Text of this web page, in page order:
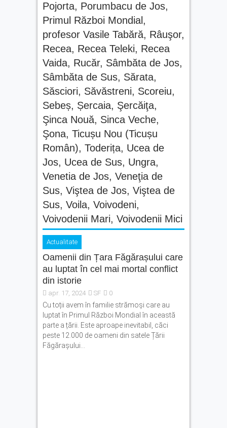
Pojorta, Porumbacu de Jos,
Primul Război Mondial ,
profesor Vasile Tabără, Râuşor,
Recea, Recea Teleki, Recea
Vaida, Rucăr, Sâmbăta de Jos,
Sâmbăta de Sus, Sărata,
Săsciori, Săvăstreni, Scoreiu,
Sebeș, Șercaia, Şercăiţa,
Şinca Nouă, Sinca Veche,
Şona, Ticușu Nou (Ticușu
Român), Toderița, Ucea de
Jos, Ucea de Sus, Ungra,
Venetia de Jos, Veneţia de
Sus, Viştea de Jos, Viştea de
Sus, Voila, Voivodeni,
Voivodenii Mari, Voivodenii Mici
Actualitate
Oamenii din Țara Făgărașului care
au luptat în cel mai mortal conflict
din istorie
apr. 17, 2024 SF 0
Cu toții avem în familie strămoși care au
luptat în Primul Război Mondial în această
parte a țării. Este aproape inevitabil, căci
peste 12.000 de oameni din satele Țării
Făgărașului...